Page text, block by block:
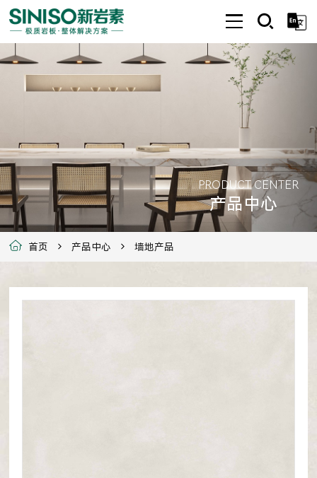
PRODUCT CENTER
产品中心
首页 产品中心 墙地产品